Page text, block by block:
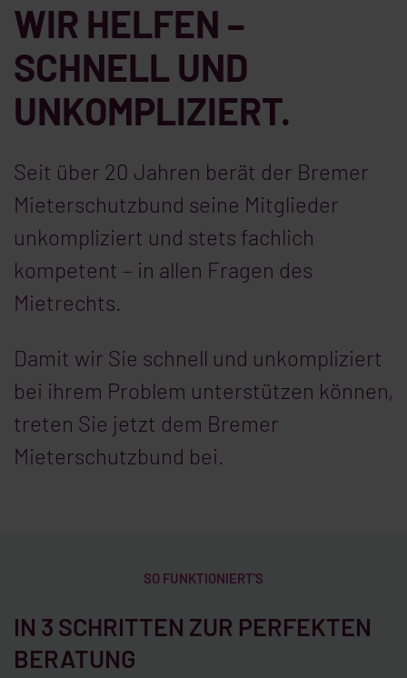
WIR HELFEN –
SCHNELL UND
UNKOMPLIZIERT.
Seit über 20 Jahren berät der Bremer
Mieterschutzbund seine Mitglieder
unkompliziert und stets fachlich
kompetent – in allen Fragen des
Mietrechts.
Damit wir Sie schnell und unkompliziert
bei ihrem Problem unterstützen können,
treten Sie jetzt dem Bremer
Mieterschutzbund bei.
SO FUNKTIONIERT'S
IN 3 SCHRITTEN ZUR PERFEKTEN
BERATUNG